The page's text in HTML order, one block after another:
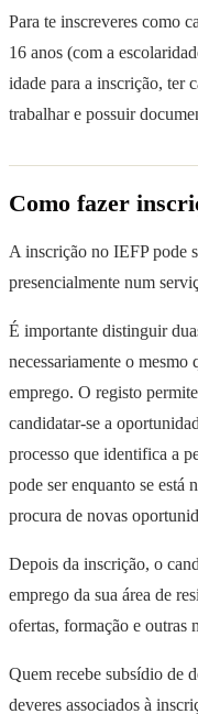
Para te inscreveres como
16 anos (com a
idade para a inscrição, ter
trabalhar e possuir
Como fazer
A inscrição no IEFP pode
presencialmente num
É importante distinguir
necessariamente o
emprego. O registo
candidatar-se a
processo que identifica a
pode ser enquanto se está
procura de novas
Depois da inscrição, o
emprego da sua área de
ofertas, formação e outras
Quem recebe subsídio de
deveres associados à